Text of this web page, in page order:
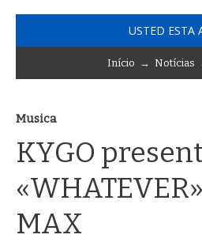
USTED ESTA
Início → Notícias
Musica
KYGO
MAX